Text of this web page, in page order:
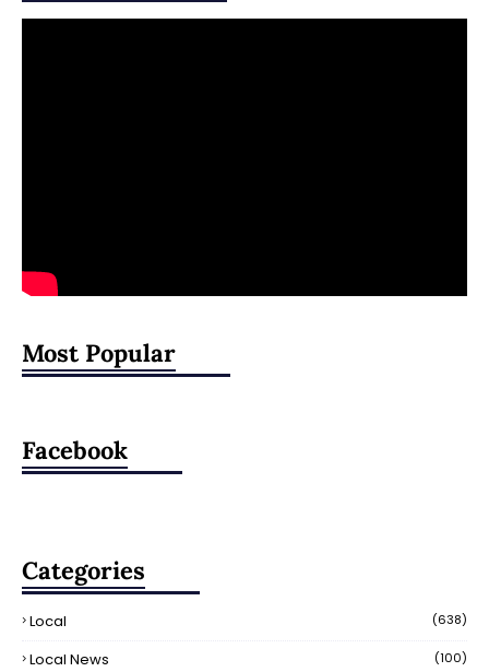
Most Popular
Facebook
Categories
Local (638)
Local News (100)